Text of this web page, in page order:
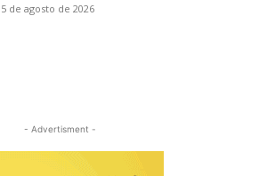
5 de agosto de 2026
- Advertisment -